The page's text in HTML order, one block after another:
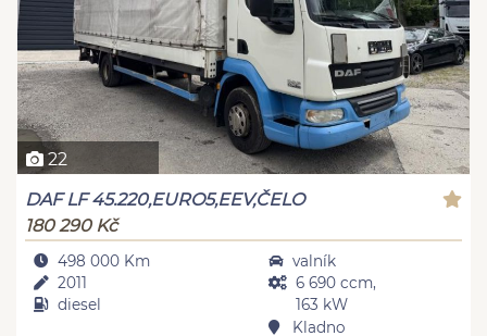
22
DAF LF 45.220,EURO5,EEV,ČELO
180 290 Kč
498 000 Km
2011
diesel
valník
6 690 ccm,
163 kW
Kladno